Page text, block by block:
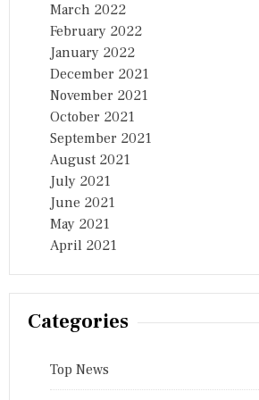
March 2022
February 2022
January 2022
December 2021
November 2021
October 2021
September 2021
August 2021
July 2021
June 2021
May 2021
April 2021
Categories
Top News